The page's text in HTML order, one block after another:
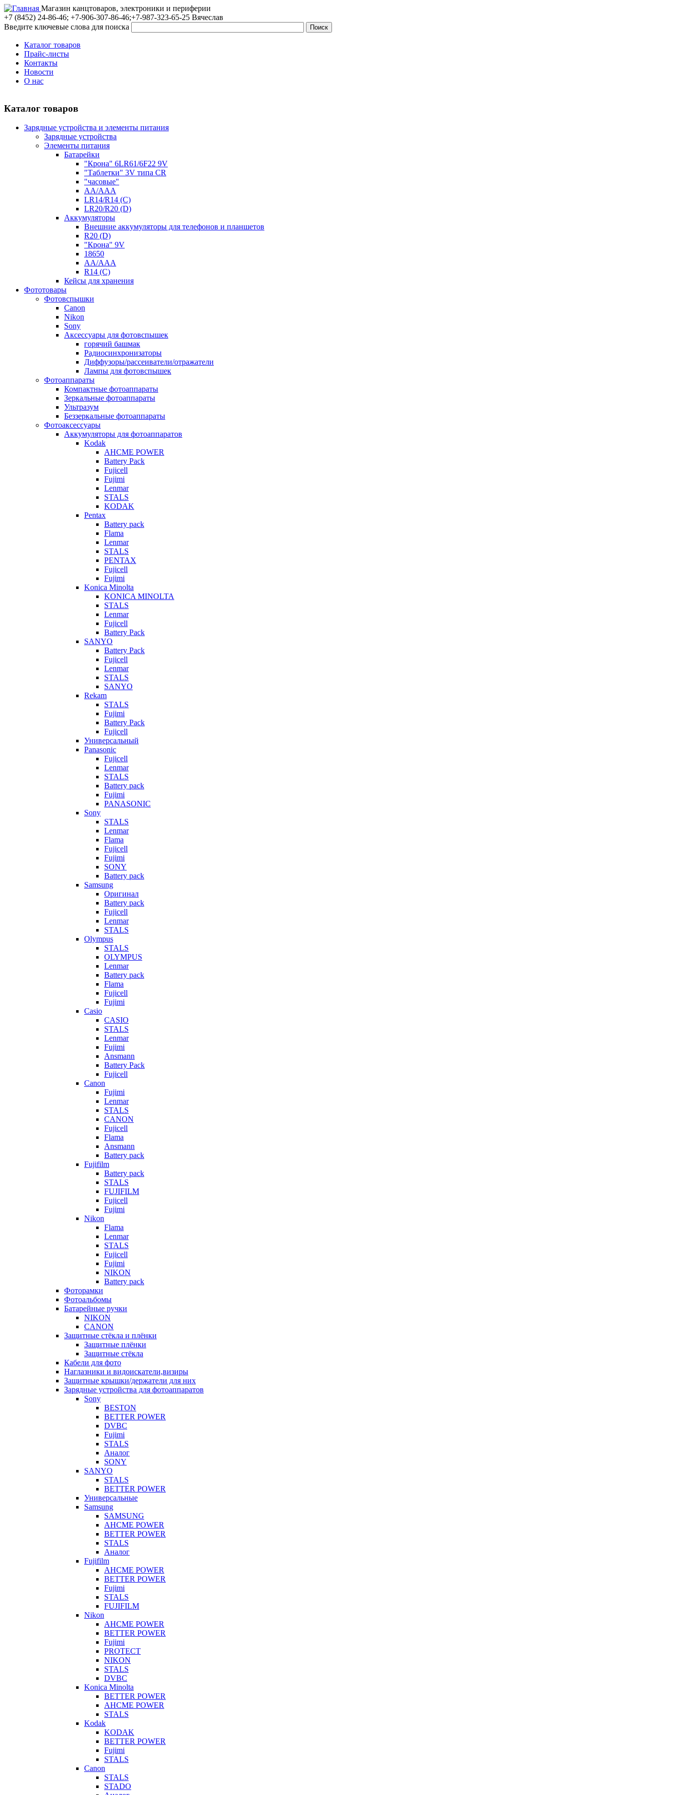
Магазин канцтоваров, электроники и периферии
+7 (8452) 24-86-46; +7-906-307-86-46;+7-987-323-65-25 Вячеслав
Введите ключевые слова для поиска
Каталог товаров
Прайс-листы
Контакты
Новости
О нас
Каталог товаров
Зарядные устройства и элементы питания
Зарядные устройства
Элементы питания
Батарейки
"Крона" 6LR61/6F22 9V
"Таблетки" 3V типа CR
"часовые"
AA/AAA
LR14/R14 (C)
LR20/R20 (D)
Аккумуляторы
Внешние аккумуляторы для телефонов и планшетов
R20 (D)
"Крона" 9V
18650
AA/AAA
R14 (C)
Кейсы для хранения
Фототовары
Фотовспышки
Canon
Nikon
Sony
Аксессуары для фотовспышек
горячий башмак
Радиосинхронизаторы
Диффузоры/рассеиватели/отражатели
Лампы для фотовспышек
Фотоаппараты
Компактные фотоаппараты
Зеркальные фотоаппараты
Ультразум
Беззеркальные фотоаппараты
Фотоаксессуары
Аккумуляторы для фотоаппаратов
Kodak
AHCME POWER
Battery Pack
Fujicell
Fujimi
Lenmar
STALS
KODAK
Pentax
Battery pack
Flama
Lenmar
STALS
PENTAX
Fujicell
Fujimi
Konica Minolta
KONICA MINOLTA
STALS
Lenmar
Fujicell
Battery Pack
SANYO
Battery Pack
Fujicell
Lenmar
STALS
SANYO
Rekam
STALS
Fujimi
Battery Pack
Fujicell
Универсальный
Panasonic
Fujicell
Lenmar
STALS
Battery pack
Fujimi
PANASONIC
Sony
STALS
Lenmar
Flama
Fujicell
Fujimi
SONY
Battery pack
Samsung
Оригинал
Battery pack
Fujicell
Lenmar
STALS
Olympus
STALS
OLYMPUS
Lenmar
Battery pack
Flama
Fujicell
Fujimi
Casio
CASIO
STALS
Lenmar
Fujimi
Ansmann
Battery Pack
Fujicell
Canon
Fujimi
Lenmar
STALS
CANON
Fujicell
Flama
Ansmann
Battery pack
Fujifilm
Battery pack
STALS
FUJIFILM
Fujicell
Fujimi
Nikon
Flama
Lenmar
STALS
Fujicell
Fujimi
NIKON
Battery pack
Фоторамки
Фотоальбомы
Батарейные ручки
NIKON
CANON
Защитные стёкла и плёнки
Защитные плёнки
Защитные стёкла
Кабели для фото
Наглазники и видоискатели,визиры
Защитные крышки/держатели для них
Зарядные устройства для фотоаппаратов
Sony
BESTON
BETTER POWER
DVBC
Fujimi
STALS
Аналог
SONY
SANYO
STALS
BETTER POWER
Универсальные
Samsung
SAMSUNG
AHCME POWER
BETTER POWER
STALS
Аналог
Fujifilm
AHCME POWER
BETTER POWER
Fujimi
STALS
FUJIFILM
Nikon
AHCME POWER
BETTER POWER
Fujimi
PROTECT
NIKON
STALS
DVBC
Konica Minolta
BETTER POWER
AHCME POWER
STALS
Kodak
KODAK
BETTER POWER
Fujimi
STALS
Canon
STALS
STADO